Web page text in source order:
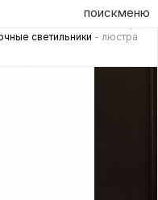
поискменю
светильники - люстра